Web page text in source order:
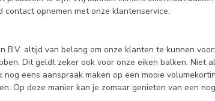
opnemen met onze klantenservice.
altijd van belang om onze klanten te kunnen
Dit geldt zeker ook voor onze eiken balken. Niet
eens aanspraak maken op een mooie
Op deze manier kan je zomaar genieten van een